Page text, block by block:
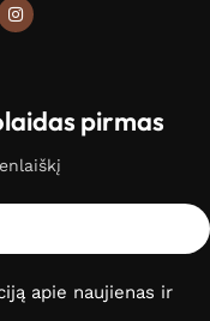
pirmas
apie naujienas ir